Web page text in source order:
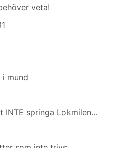
veta!
mund
INTE springa Lokmilen…